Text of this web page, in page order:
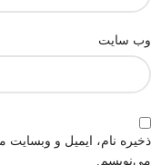
وب‌ سایت
ذخیره نام، ایمیل و وبسایت
می‌نویسم.